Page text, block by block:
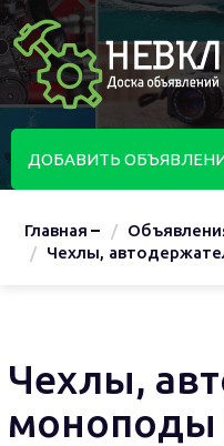
ДОБАВИТЬ
Главная
Чехлы,
Чехлы,
моноподы